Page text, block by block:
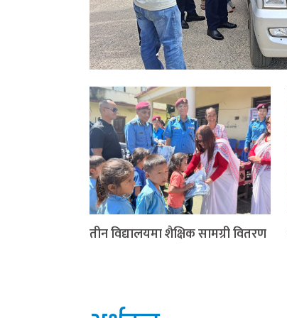
तीन विद्यालयमा शैक्षिक सामग्री वितरण